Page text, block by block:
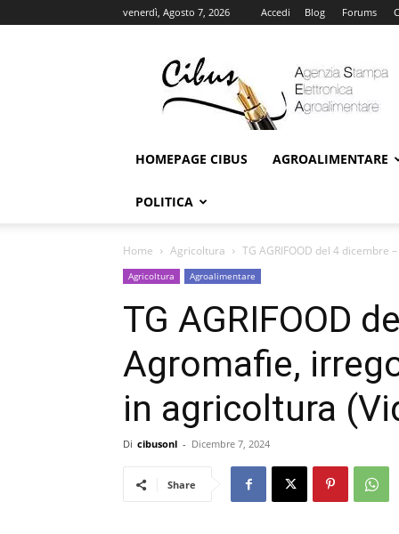
venerdì, Agosto 7, 2026 Accedi Blog Forums
Online
HOMEPAGE CIBUS AGROALIMENTARE
POLITICA
Home Agricoltura TG AGRIFOOD del 4
Agricoltura Agroalimentare
TG AGRIFOOD
Agromafie,
in agricoltura
Di cibusonl - Dicembre 7, 2024
Share